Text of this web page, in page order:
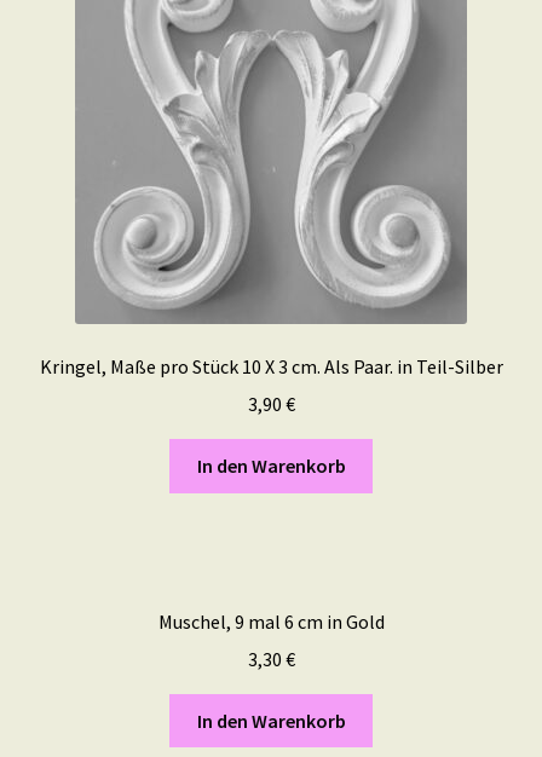
Kringel, Maße pro Stück 10 X 3 cm. Als Paar. in Teil-Silber
3,90 €
In den Warenkorb
Muschel, 9 mal 6 cm in Gold
3,30 €
In den Warenkorb